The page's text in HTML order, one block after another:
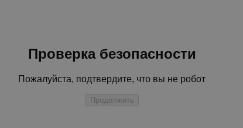
Проверка безопасности
Пожалуйста, подтвердите, что вы не робот
Продолжить